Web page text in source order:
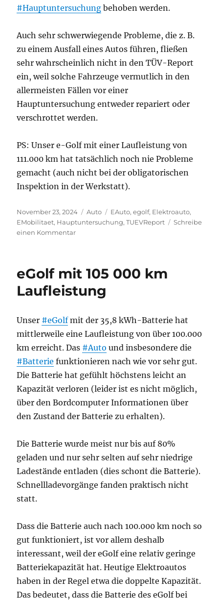
#Hauptuntersuchung behoben werden.
Auch sehr schwerwiegende Probleme, die z. B.
zu einem Ausfall eines Autos führen, fließen
sehr wahrscheinlich nicht in den TÜV-Report
ein, weil solche Fahrzeuge vermutlich in den
allermeisten Fällen vor einer
Hauptuntersuchung entweder repariert oder
verschrottet werden.
PS: Unser e-Golf mit einer Laufleistung von
111.000 km hat tatsächlich noch nie Probleme
gemacht (auch nicht bei der obligatorischen
Inspektion in der Werkstatt).
Veröffentlicht
am
November 23, 2024 Kategorien
Auto Schlagwörter
EAuto,egolf, Elektroauto,
EMobilitaet, Hauptuntersuchung,TUEVReport
Schreibe
einen Kommentarzu
Reports
E-
E.
begrenzt
eGolf mit 105 000 km
Laufleistung
Unser #eGolfmit der 35,8 kWh-Batterie hat
mittlerweile eine Laufleistung von über 100.000
km erreicht. Das #Auto und insbesondere die
#Batterie funktionieren nach wie vor sehr gut.
Die Batterie hat gefühlt höchstens leicht an
Kapazität verloren (leider ist es nicht möglich,
über den Bordcomputer Informationen über
den Zustand der Batterie zu erhalten).
Die Batterie wurde meist nur bis auf 80%
geladen und nur sehr selten auf sehr niedrige
Ladestände entladen (dies schont die Batterie).
Schnellladevorgänge fanden praktisch nicht
statt.
Dass die Batterie auch nach 100.000 km noch so
gut funktioniert, ist vor allem deshalb
interessant, weil der eGolf eine relativ geringe
Batteriekapazität hat. Heutige Elektroautos
haben in der Regel etwa die doppelte Kapazität.
Das bedeutet, dass die Batterie des eGolf bei